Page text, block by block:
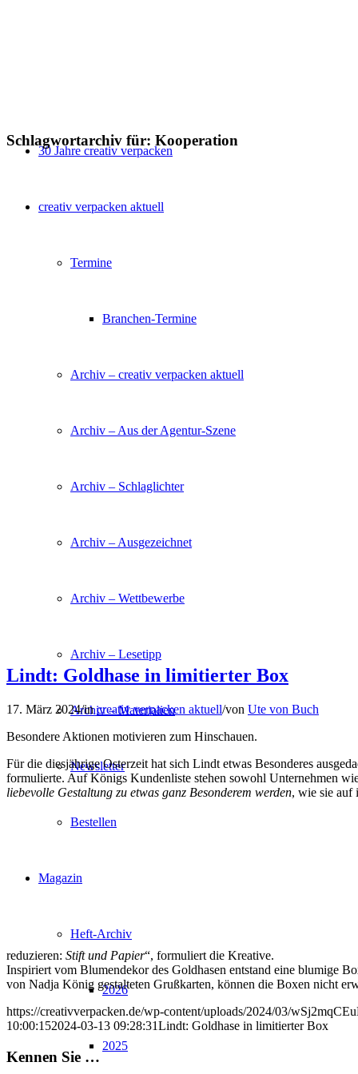
30 Jahre creativ verpacken
creativ verpacken aktuell
Termine
Branchen-Termine
Archiv – creativ verpacken aktuell
Archiv – Aus der Agentur-Szene
Archiv – Schlaglichter
Archiv – Ausgezeichnet
Archiv – Wettbewerbe
Archiv – Lesetipp
Archiv – Materialien
Newsletter
Bestellen
Magazin
Heft-Archiv
2026
2025
Schlagwortarchiv für: Kooperation
Lindt: Goldhase in limitierter Box
17. März 2024/increativ verpacken aktuell/von Ute von Buch
Besondere Aktionen motivieren zum Hinschauen.
Für die diesjährige Osterzeit hat sich Lindt etwas Besonderes
formulierte. Auf Königs Kundenliste stehen sowohl Unternehmen
liebevolle Gestaltung zu etwas ganz Besonderem werden, wie sie auf
reduzieren: Stift und Papier“, formuliert die Kreative.
Inspiriert vom Blumendekor des Goldhasen entstand eine blumige
von Nadja König gestalteten Grußkarten, können die Boxen nicht
https://creativverpacken.de/wp-content/uploads/2024/03/
10:00:152024-03-13 09:28:31Lindt: Goldhase in limitierter Box
Kennen Sie …